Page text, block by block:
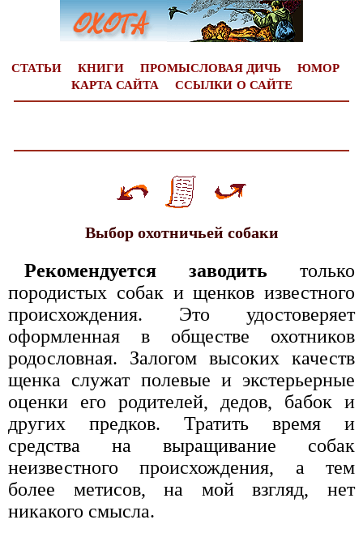
СТАТЬИ КНИГИ ПРОМЫСЛОВАЯ ДИЧЬ
ЮМОР
КАРТА САЙТА
ССЫЛКИ О САЙТЕ
Выбор охотничьей собаки
Рекомендуется заводить только
породистых собак и щенков известного
происхождения. Это удостоверяет
оформленная в обществе охотников
родословная. Залогом высоких качеств
щенка служат полевые и экстерьерные
оценки его родителей, дедов, бабок и
других предков. Тратить время и
средства на выращивание собак
неизвестного происхождения, а тем
более метисов, на мой взгляд, нет
никакого смысла.